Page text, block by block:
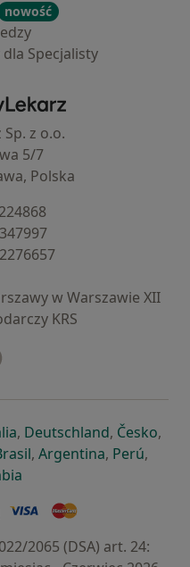
nowość
Specjalisty
- Strona główna
z o.o.
5/7
Polska
w Warszawie XII
KRS
nowej karcie
się w nowej karcie
otwiera się w nowej
, Deutschlandotwiera się
, Česko,
karcie
w nowej karcie
się w nowej karcie
otwiera się w nowej
, Argentinaotwiera się
, Perú,
2065 (DSA) art. 24: